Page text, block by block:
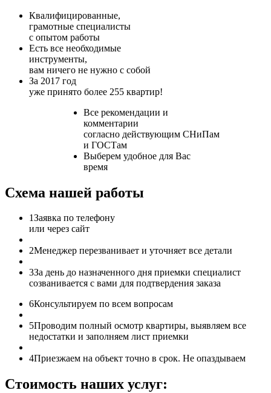
Квалифицированные,
грамотные специалисты
с опытом работы
Есть все необходимые
инструменты,
вам ничего не нужно с собой
За 2017 год
уже принято более 255 квартир!
Все рекомендации и
комментарии
согласно действующим СНиПам
и ГОСТам
Выберем удобное для Вас
время
Схема нашей работы
1Заявка по телефону
или через сайт
2Менеджер перезванивает и уточняет все детали
3За день до назначенного дня приемки специалист
созванивается с вами для подтвердения заказа
6Консультируем по всем вопросам
5Проводим полный осмотр квартиры, выявляем все
недостатки и заполняем лист приемки
4Приезжаем на объект точно в срок. Не опаздываем
Стоимость наших услуг: